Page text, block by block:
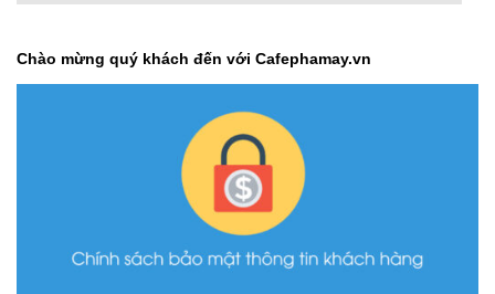
Chào mừng quý khách đến với Cafephamay.vn